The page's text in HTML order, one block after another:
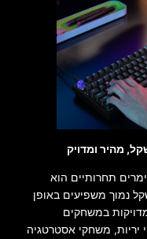
תחרותיים הוא
נמוך משפיעים באופן
במשחקים
יריות, משחקי אסטרטגיה